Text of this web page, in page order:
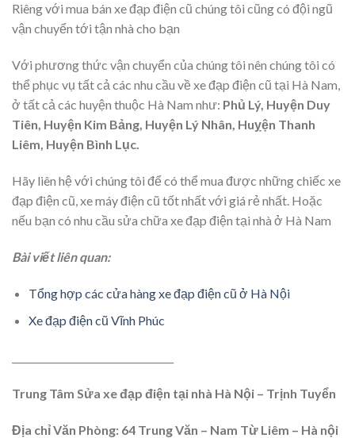
Riêng với mua bán xe đạp điện cũ chúng tôi cũng có đội ngũ
vận chuyển tới tận nhà cho bạn
Với phương thức vận chuyển của chúng tôi nên chúng tôi có
thể phục vụ tất cả các nhu cầu về xe đạp điện cũ tại Hà Nam,
ở tất cả các huyện thuộc Hà Nam như: Phủ Lý, Huyện Duy
Tiên, Huyện Kim Bảng, Huyện Lý Nhân, Huỵện Thanh
Liêm, Huyện Bình Lục.
Hãy liên hệ với chúng tôi để có thể mua được những chiếc xe
đạp điện cũ, xe máy điện cũ tốt nhất với giá rẻ nhất. Hoặc
nếu bạn có nhu cầu sửa chữa xe đạp điện tại nhà ở Hà Nam
Bài viết liên quan:
Tổng hợp các cửa hàng xe đạp điện cũ ở Hà Nội
Xe đạp điện cũ Vĩnh Phúc
Trung Tâm Sửa xe đạp điện tại nhà Hà Nội – Trịnh Tuyển
Địa chỉ Văn Phòng: 64 Trung Văn – Nam Từ Liêm – Hà nội